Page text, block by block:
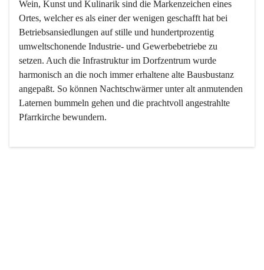
Wein, Kunst und Kulinarik sind die Markenzeichen eines
Ortes, welcher es als einer der wenigen geschafft hat bei
Betriebsansiedlungen auf stille und hundertprozentig
umweltschonende Industrie- und Gewerbebetriebe zu
setzen. Auch die Infrastruktur im Dorfzentrum wurde
harmonisch an die noch immer erhaltene alte Bausbustanz
angepaßt. So können Nachtschwärmer unter alt anmutenden
Laternen bummeln gehen und die prachtvoll angestrahlte
Pfarrkirche bewundern.
Der Weinbau dominert heute nicht mehr, ist aber integrativer